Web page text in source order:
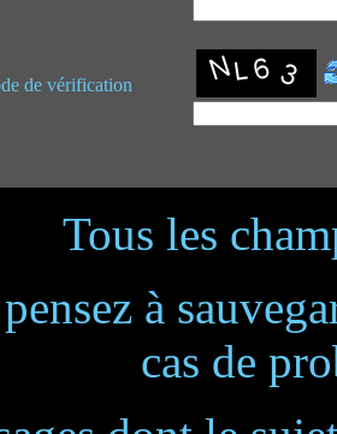
de vérification
Tous les
à
cas de